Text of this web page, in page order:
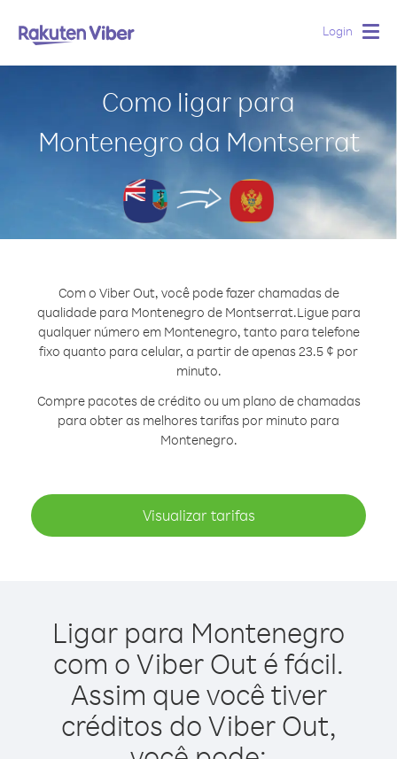
Login
Como ligar para
Montenegro da Montserrat
Com o Viber Out, você pode fazer chamadas de
qualidade para Montenegro de Montserrat.Ligue para
qualquer número em Montenegro, tanto para telefone
fixo quanto para celular, a partir de apenas 23.5 ¢ por
minuto.
Compre pacotes de crédito ou um plano de chamadas
para obter as melhores tarifas por minuto para
Montenegro.
Visualizar tarifas
Ligar para Montenegro
com o Viber Out é fácil.
Assim que você tiver
créditos do Viber Out,